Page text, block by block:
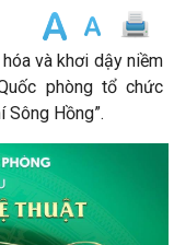
và khơi dậy niềm
phòng tổ chức
Sông Hồng”.